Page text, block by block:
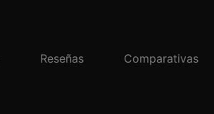
Reseñas Comparativas